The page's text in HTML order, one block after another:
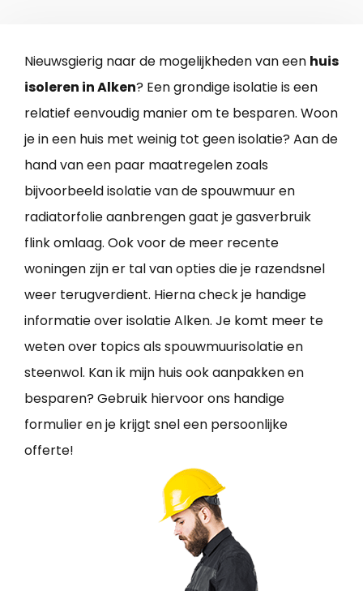
Nieuwsgierig naar de mogelijkheden van een huis
isoleren in Alken? Een grondige isolatie is een
relatief eenvoudig manier om te besparen. Woon
je in een huis met weinig tot geen isolatie? Aan de
hand van een paar maatregelen zoals
bijvoorbeeld isolatie van de spouwmuur en
radiatorfolie aanbrengen gaat je gasverbruik
flink omlaag. Ook voor de meer recente
woningen zijn er tal van opties die je razendsnel
weer terugverdient. Hierna check je handige
informatie over isolatie Alken. Je komt meer te
weten over topics als spouwmuurisolatie en
steenwol. Kan ik mijn huis ook aanpakken en
besparen? Gebruik hiervoor ons handige
formulier en je krijgt snel een persoonlijke
offerte!